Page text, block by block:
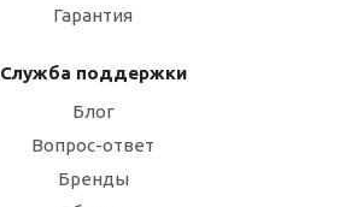
Гарантия
Служба поддержки
Блог
Вопрос-ответ
Бренды